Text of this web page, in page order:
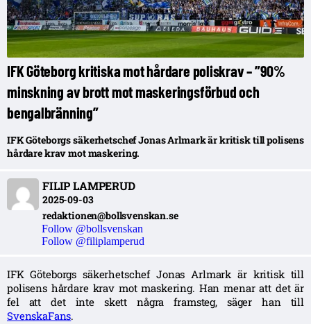
IFK Göteborg kritiska mot hårdare poliskrav – ”90%
minskning av brott mot maskeringsförbud och
bengalbränning”
IFK Göteborgs säkerhetschef Jonas Arlmark är kritisk till polisens
hårdare krav mot maskering.
FILIP LAMPERUD
2025-09-03
redaktionen@bollsvenskan.se
Follow @bollsvenskan
Follow @filiplamperud
IFK Göteborgs säkerhetschef Jonas Arlmark är kritisk till
polisens hårdare krav mot maskering. Han menar att det är
fel att det inte skett några framsteg, säger han till
SvenskaFans.